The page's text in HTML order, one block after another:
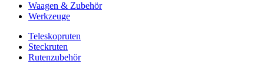
Waagen & Zubehör
Werkzeuge
Teleskopruten
Steckruten
Rutenzubehör